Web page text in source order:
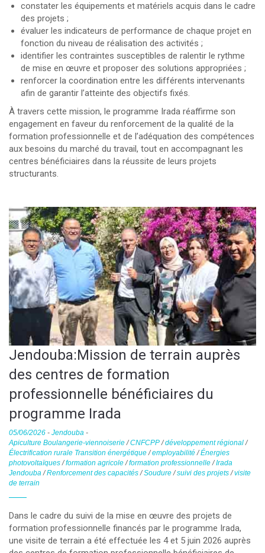
constater les équipements et matériels acquis dans le cadre
des projets ;
évaluer les indicateurs de performance de chaque projet en
fonction du niveau de réalisation des activités ;
identifier les contraintes susceptibles de ralentir le rythme
de mise en œuvre et proposer des solutions appropriées ;
renforcer la coordination entre les différents intervenants
afin de garantir l’atteinte des objectifs fixés.
À travers cette mission, le programme Irada réaffirme son
engagement en faveur du renforcement de la qualité de la
formation professionnelle et de l’adéquation des compétences
aux besoins du marché du travail, tout en accompagnant les
centres bénéficiaires dans la réussite de leurs projets
structurants.
Jendouba:Mission de terrain auprès
des centres de formation
professionnelle bénéficiaires du
programme Irada
05/06/2026 - Jendouba -
Apiculture Boulangerie-viennoiserie/CNFCPP/développement régional/
Électrification rurale Transition énergétique/employabilité/Énergies
photovoltaïques/formation agricole/formation professionnelle/Irada
Jendouba/Renforcement des capacités/Soudure/suivi des projets/visite
de terrain
Dans le cadre du suivi de la mise en œuvre des projets de
formation professionnelle financés par le programme Irada,
une visite de terrain a été effectuée les 4 et 5 juin 2026 auprès